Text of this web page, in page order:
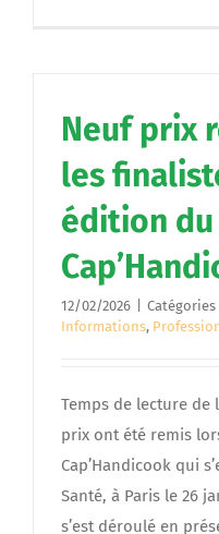
Neuf prix
les
édition du
12/02/2026 Catégories
Informations,
Temps de lecture de
prix ont été remis
Cap’Handicook qui
Santé, à Paris le 26
s’est déroulé en